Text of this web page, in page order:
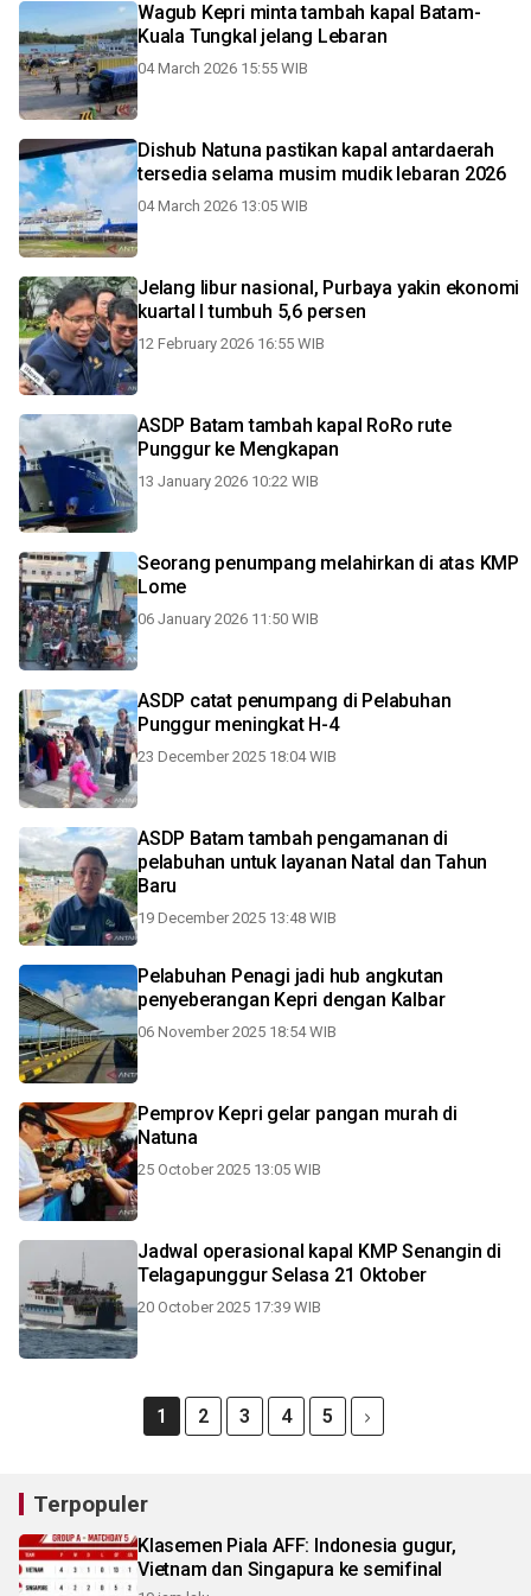
Wagub Kepri minta tambah kapal Batam-
Kuala Tungkal jelang Lebaran
04 March 2026 15:55 WIB
Dishub Natuna pastikan kapal antardaerah
tersedia selama musim mudik lebaran 2026
04 March 2026 13:05 WIB
Jelang libur nasional, Purbaya yakin ekonomi
kuartal I tumbuh 5,6 persen
12 February 2026 16:55 WIB
ASDP Batam tambah kapal RoRo rute
Punggur ke Mengkapan
13 January 2026 10:22 WIB
Seorang penumpang melahirkan di atas KMP
Lome
06 January 2026 11:50 WIB
ASDP catat penumpang di Pelabuhan
Punggur meningkat H-4
23 December 2025 18:04 WIB
ASDP Batam tambah pengamanan di
pelabuhan untuk layanan Natal dan Tahun
Baru
19 December 2025 13:48 WIB
Pelabuhan Penagi jadi hub angkutan
penyeberangan Kepri dengan Kalbar
06 November 2025 18:54 WIB
Pemprov Kepri gelar pangan murah di
Natuna
25 October 2025 13:05 WIB
Jadwal operasional kapal KMP Senangin di
Telagapunggur Selasa 21 Oktober
20 October 2025 17:39 WIB
1 2 3 4 5
Terpopuler
Klasemen Piala AFF: Indonesia gugur,
Vietnam dan Singapura ke semifinal